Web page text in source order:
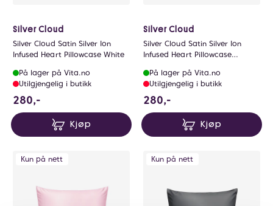
Silver Cloud
Silver Cloud Satin Silver Ion
Infused Heart Pillowcase White
På lager på Vita.no
Utilgjengelig i butikk
280,-
Kjøp
Silver Cloud
Silver Cloud Satin Silver Ion
Infused Heart Pillowcase
På lager på Vita.no
Utilgjengelig i butikk
280,-
Kjøp
Kun på nett Kun på nett